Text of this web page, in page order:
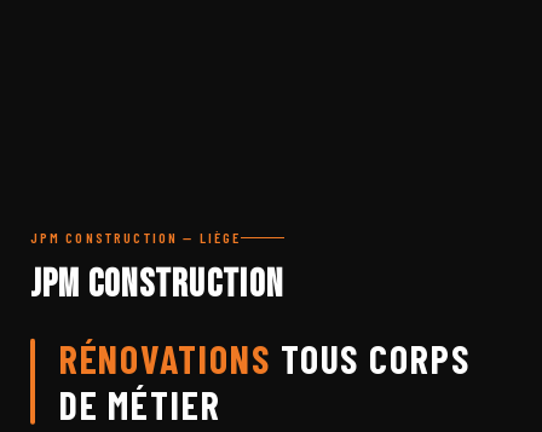
JPM CONSTRUCTION — LIÈGE
JPM Construction
RÉNOVATIONS TOUS CORPS
DE MÉTIER